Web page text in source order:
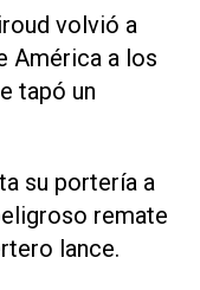
volvió a
América a los
tapó un
su portería a
remate
lance.